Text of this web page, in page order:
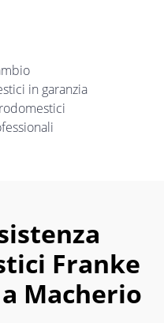
in garanzia
Franke
a Macherio